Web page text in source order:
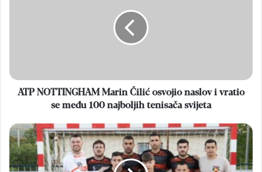
se
među
tenisača
svijeta
ATP NOTTINGHAM Marin Čilić osvojio naslov i vratio
se među 100 najboljih tenisača svijeta
KNEŠPOLJE
The
Basement
club